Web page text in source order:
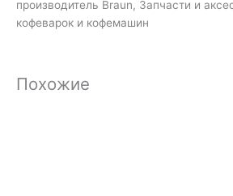
производитель Braun, Запчасти и
кофеварок и кофемашин
Похожие